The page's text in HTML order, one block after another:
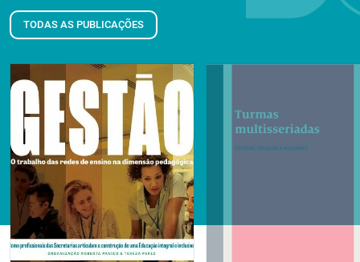
TODAS AS PUBLICAÇÕES